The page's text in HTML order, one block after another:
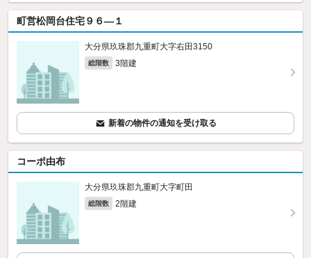
町営松岡台住宅９６—１
大分県玖珠郡九重町大字右田3150
総階数 3階建
新着の物件の通知を受け取る
コーポ由布
大分県玖珠郡九重町大字町田
総階数 2階建